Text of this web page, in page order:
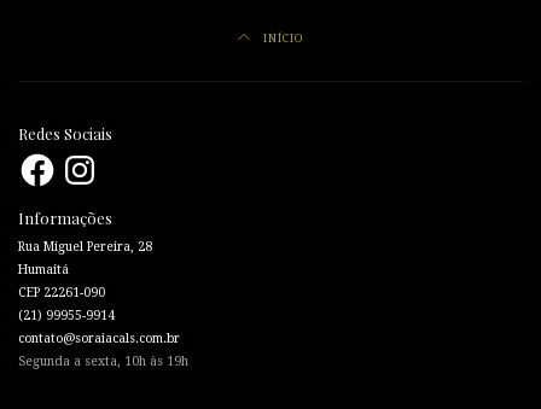
INÍCIO
Redes Sociais
FacebookInstagram
Informações
Rua Miguel Pereira, 28
Humaitá
CEP 22261-090
(21) 99955-9914
contato@soraiacals.com.br
Segunda a sexta, 10h às 19h